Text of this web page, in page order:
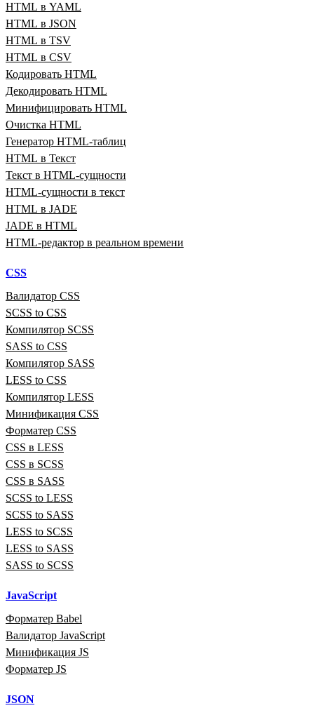
HTML в YAML
HTML в JSON
HTML в TSV
HTML в CSV
Кодировать HTML
Декодировать HTML
Минифицировать HTML
Очистка HTML
Генератор HTML‑таблиц
HTML в Текст
Текст в HTML‑сущности
HTML‑сущности в текст
HTML в JADE
JADE в HTML
HTML‑редактор в реальном времени
CSS
Валидатор CSS
SCSS to CSS
Компилятор SCSS
SASS to CSS
Компилятор SASS
LESS to CSS
Компилятор LESS
Минификация CSS
Форматер CSS
CSS в LESS
CSS в SCSS
CSS в SASS
SCSS to LESS
SCSS to SASS
LESS to SCSS
LESS to SASS
SASS to SCSS
JavaScript
Форматер Babel
Валидатор JavaScript
Минификация JS
Форматер JS
JSON